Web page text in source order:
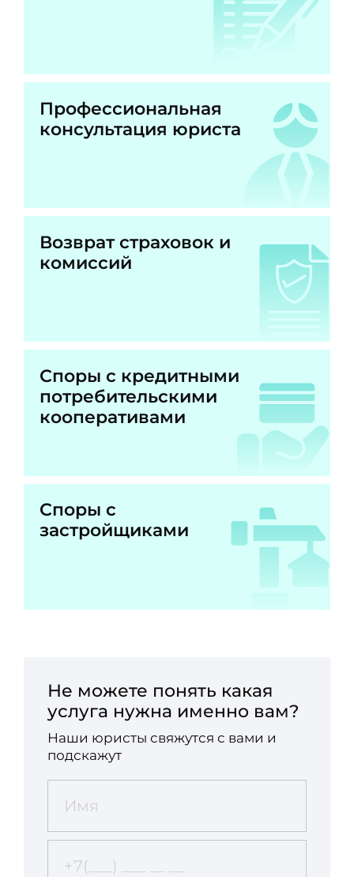
Профессиональная
консультация юриста
Возврат страховок и
комиссий
Споры с кредитными
потребительскими
кооперативами
Споры с
застройщиками
Не можете понять какая
услуга нужна именно вам?
Наши юристы свяжутся с вами и
подскажут